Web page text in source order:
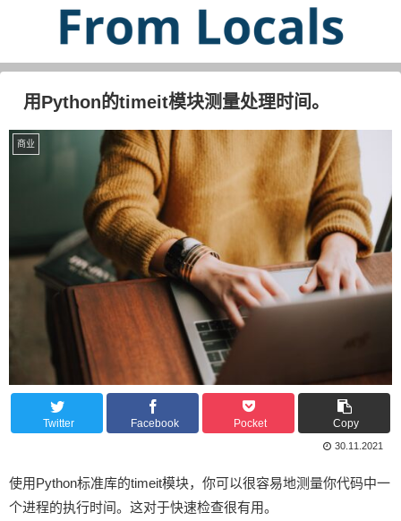
用Python的timeit模块测量处理时间。
商业
Twitter Facebook Pocket Copy
30.11.2021
使用Python标准库的timeit模块，你可以很容易地测量你代码中一
个进程的执行时间。这对于快速检查很有用。